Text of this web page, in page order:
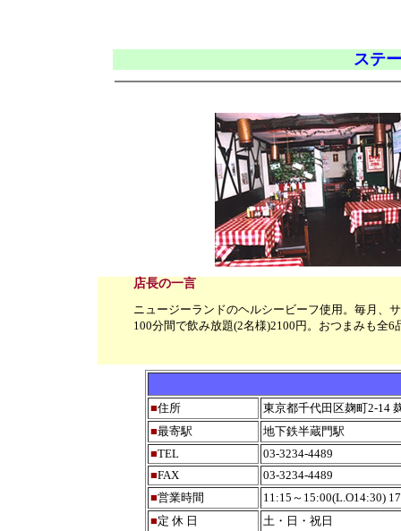
ステ
店長の一言
ニュージーランドのヘルシービーフ使用。毎月、
100分間で飲み放題(2名様)2100円。おつまみも全
■住所
東京都千代田区麹町2-14
■最寄駅
地下鉄半蔵門駅
■TEL
03-3234-4489
■FAX
03-3234-4489
■営業時間
11:15～15:00(L.O14:30)
■定 休 日
土・日・祝日